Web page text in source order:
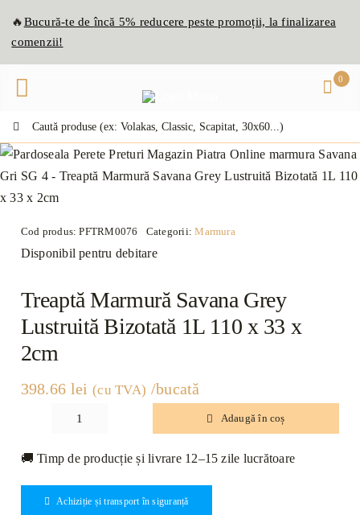
🔥Bucură-te deîncă 5% reducere peste promoții, la finalizarea
comenzii!
0
Cod produs:PFTRM0076 Categorii:Marmura
Disponibil pentru debitare
Treaptă Marmură Savana Grey
Lustruită Bizotată 1L 110 x 33 x
2cm
398.66 lei (cu TVA) /bucată
Cantitate
Marmură
Savana
Grey
Adaugă în coș
🚚 Timp de producție și livrare 12–15 zile lucrătoare
Achiziție și transport în siguranță